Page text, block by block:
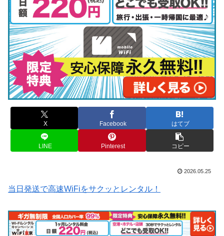
X Facebook はてブ
LINE Pinterest コピー
2026.05.25
当日発送で高速WiFiをサクッとレンタル！